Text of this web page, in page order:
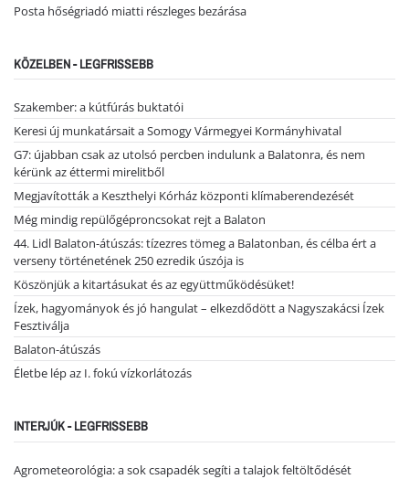
Posta hőségriadó miatti részleges bezárása
KÖZELBEN - LEGFRISSEBB
Szakember: a kútfúrás buktatói
Keresi új munkatársait a Somogy Vármegyei Kormányhivatal
G7: újabban csak az utolsó percben indulunk a Balatonra, és nem
kérünk az éttermi mirelitből
Megjavították a Keszthelyi Kórház központi klímaberendezését
Még mindig repülőgéproncsokat rejt a Balaton
44. Lidl Balaton-átúszás: tízezres tömeg a Balatonban, és célba ért a
verseny történetének 250 ezredik úszója is
Köszönjük a kitartásukat és az együttműködésüket!
Ízek, hagyományok és jó hangulat – elkezdődött a Nagyszakácsi Ízek
Fesztiválja
Balaton-átúszás
Életbe lép az I. fokú vízkorlátozás
INTERJÚK - LEGFRISSEBB
Agrometeorológia: a sok csapadék segíti a talajok feltöltődését